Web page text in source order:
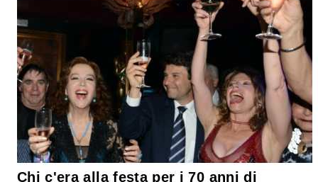
Chi c'era alla festa per i 70 anni di